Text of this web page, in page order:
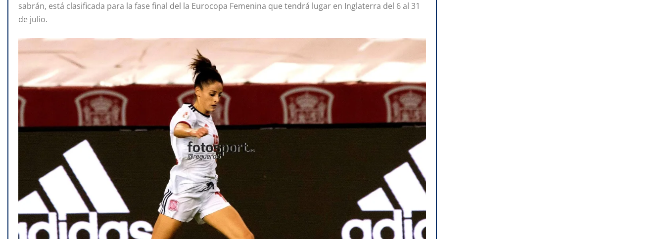
sabrán, está clasificada para la fase final del la Eurocopa Femenina que tendrá lugar en Inglaterra del 6 al 31
de julio.